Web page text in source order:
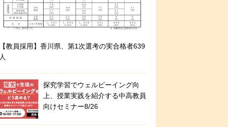
【教員採用】香川県、第1次選考の実合格者639
人
探究学習でウェルビーイング向
上、授業実践を紹介する中高教員
向けセミナー8/26